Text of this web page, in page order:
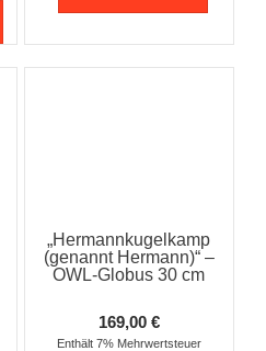
„Hermannkugelkamp
(genannt Hermann)“ –
OWL-Globus 30 cm
169,00 €
Enthält 7% Mehrwertsteuer